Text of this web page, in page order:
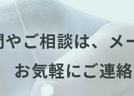
ご相談は、メ
お気軽にご連